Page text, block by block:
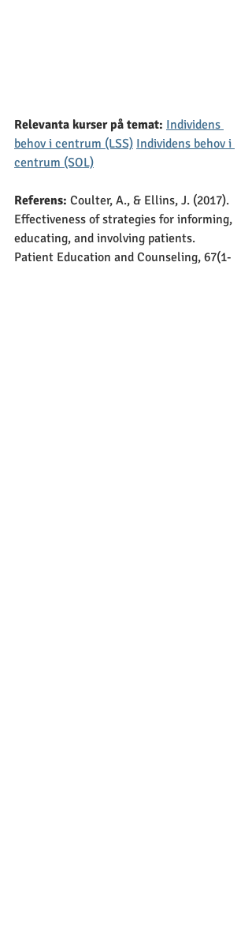
Relevanta kurser på temat: Individens
behov i centrum (LSS) Individens behov i
centrum (SOL)
Referens: Coulter, A., & Ellins, J. (2017).
Effectiveness of strategies for informing,
educating, and involving patients.
Patient Education and Counseling, 67(1-